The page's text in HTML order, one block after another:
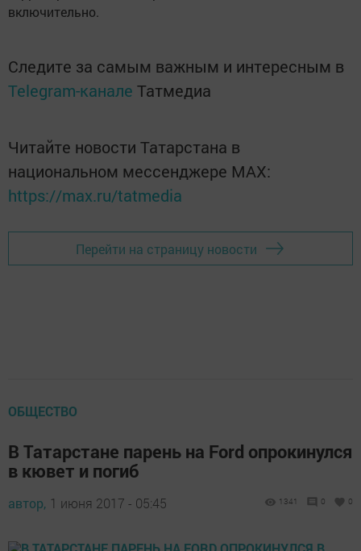
включительно.
Следите за самым важным и интересным в
Telegram-канале Татмедиа
Читайте новости Татарстана в
национальном мессенджере MАХ:
https://max.ru/tatmedia
Перейти на страницу новости
ОБЩЕСТВО
В Татарстане парень на Ford опрокинулся
в кювет и погиб
автор, 1 июня 2017 - 05:45 1341 0 0